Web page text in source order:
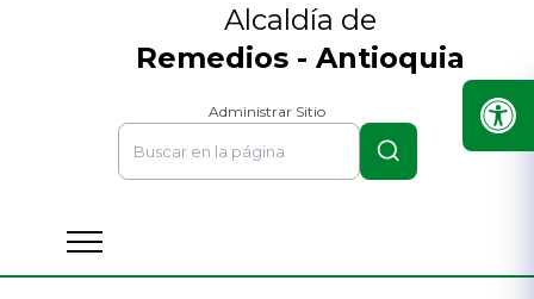
Alcaldía de
Remedios - Antioquia
Administrar Sitio